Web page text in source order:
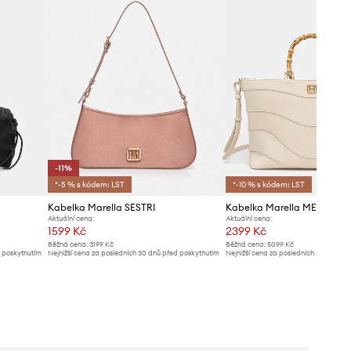
poskytnutím
-11%
*-5 % s kódem: LST
Kabelka Marella SESTRI
Aktuální cena:
1599 Kč
Běžná cena:3199 Kč
Nejnižší cena za posledních 30 dnů před poskytnutím
*-10 % s kódem: LST
Kabelka Marella MEDORO
Aktuální cena:
2399 Kč
Běžná cena: 5099 Kč
Nejnižší cena za posledních 30 dnů